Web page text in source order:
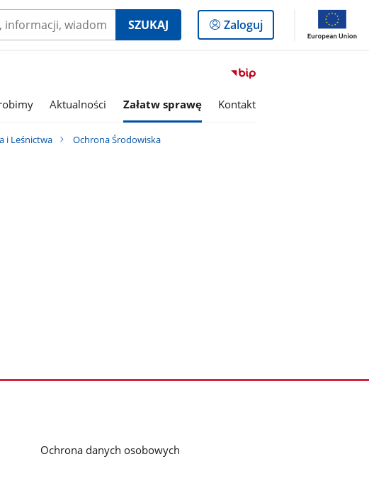
SZUKAJ
Logowanie
do
Zaloguj
Przejdź
serwisu
Aktualności Załatw sprawę Kontakt
i Leśnictwa
Ochrona Środowiska
Ochrona danych osobowych